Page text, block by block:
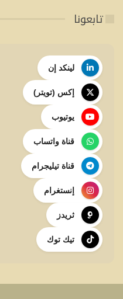
تابعونا
لينكد إن
إكس (تويتر)
يوتيوب
قناة واتساب
قناة تيليجرام
إنستغرام
ثريدز
تيك توك